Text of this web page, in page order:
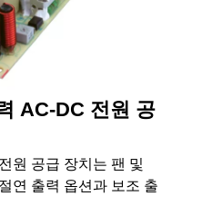
AC-DC 전원 공
원 공급 장치는 팬 및
연 출력 옵션과 보조 출